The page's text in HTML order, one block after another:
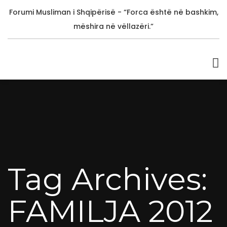
Forumi Musliman i Shqipërisë - “Forca është në bashkim,
mëshira në vëllazëri.”
Tag Archives:
FAMILJA 2012